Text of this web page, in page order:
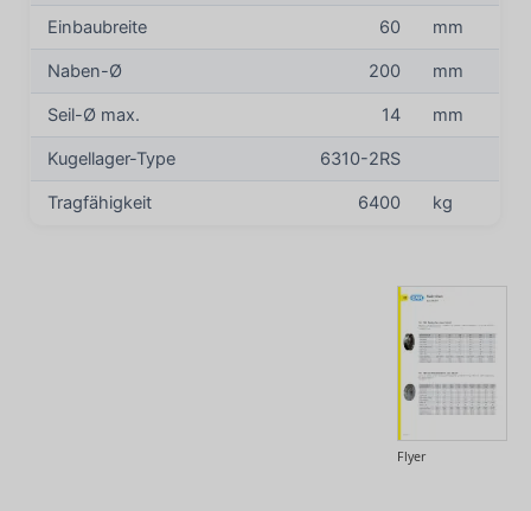
Einbaubreite 60 mm
Naben-Ø 200 mm
Seil-Ø max. 14 mm
Kugellager-Type 6310-2RS
Tragfähigkeit 6400 kg
Flyer